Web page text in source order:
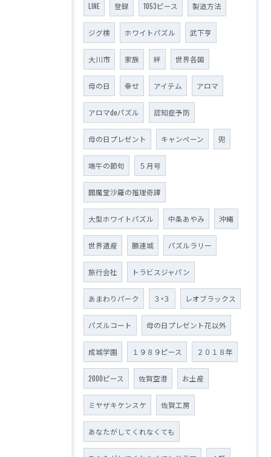
LINE 登録 1053ピース 製造方法
ジグ検 ホワイトパズル 武下亨
大川市 家族 絆 世界各国
母の日 幸せ アイテム アロマ
アロマdeパズル 認知症予防
母の日プレゼント キャンペーン 兜
端午の節句 ５月号
閻魔堂沙羅の推理奇譚
大型ホワイトパズル 中条あやみ 沖縄
世界遺産 勝連城 パズルラリー
旅行会社 トラビスジャパン
あまわりパーク ３×３ レオブラックス
パズルコート 母の日プレゼント花以外
成城学園 １９８９ピース ２０１８年
2000ピース 佐賀空港 お土産
ミヤザキケンスケ 佐賀工房
あなたがしてくれなくても